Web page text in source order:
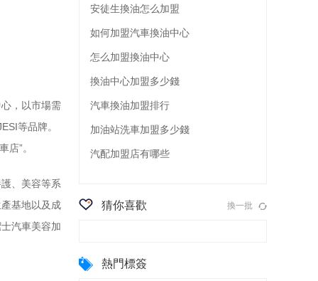
，以市場需
等品牌。
店”。
、美容等系
基地以及成
汽車美容加
安徒生換油怎么加盟
如何加盟汽車換油中心
怎么加盟換油中心
換油中心加盟多少錢
汽車換油加盟排行
加油站洗車加盟多少錢
汽配加盟店有哪些
猜你喜歡 換一批
熱門標簽